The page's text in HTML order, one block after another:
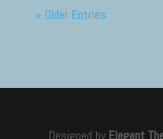
« Older Entries
Designed by Elegant